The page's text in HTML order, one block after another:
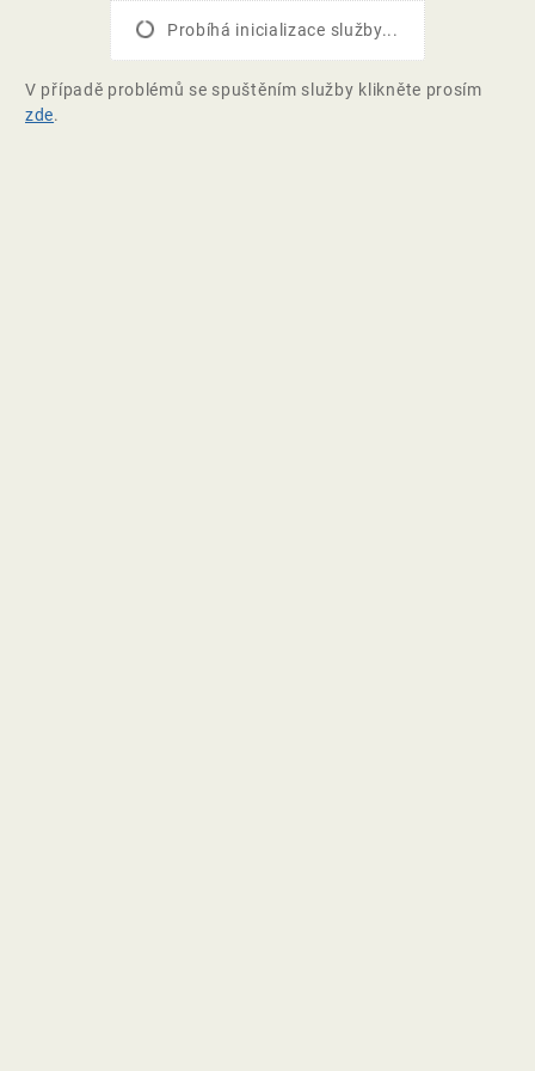
Probíhá inicializace služby...
V případě problémů se spuštěním služby klikněte prosím
zde.